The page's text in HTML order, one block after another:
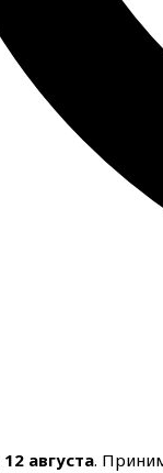
августа.